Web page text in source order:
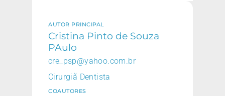
AUTOR PRINCIPAL
Cristina Pinto de Souza
PAulo
cre_psp@yahoo.com.br
Cirurgiã Dentista
COAUTORES